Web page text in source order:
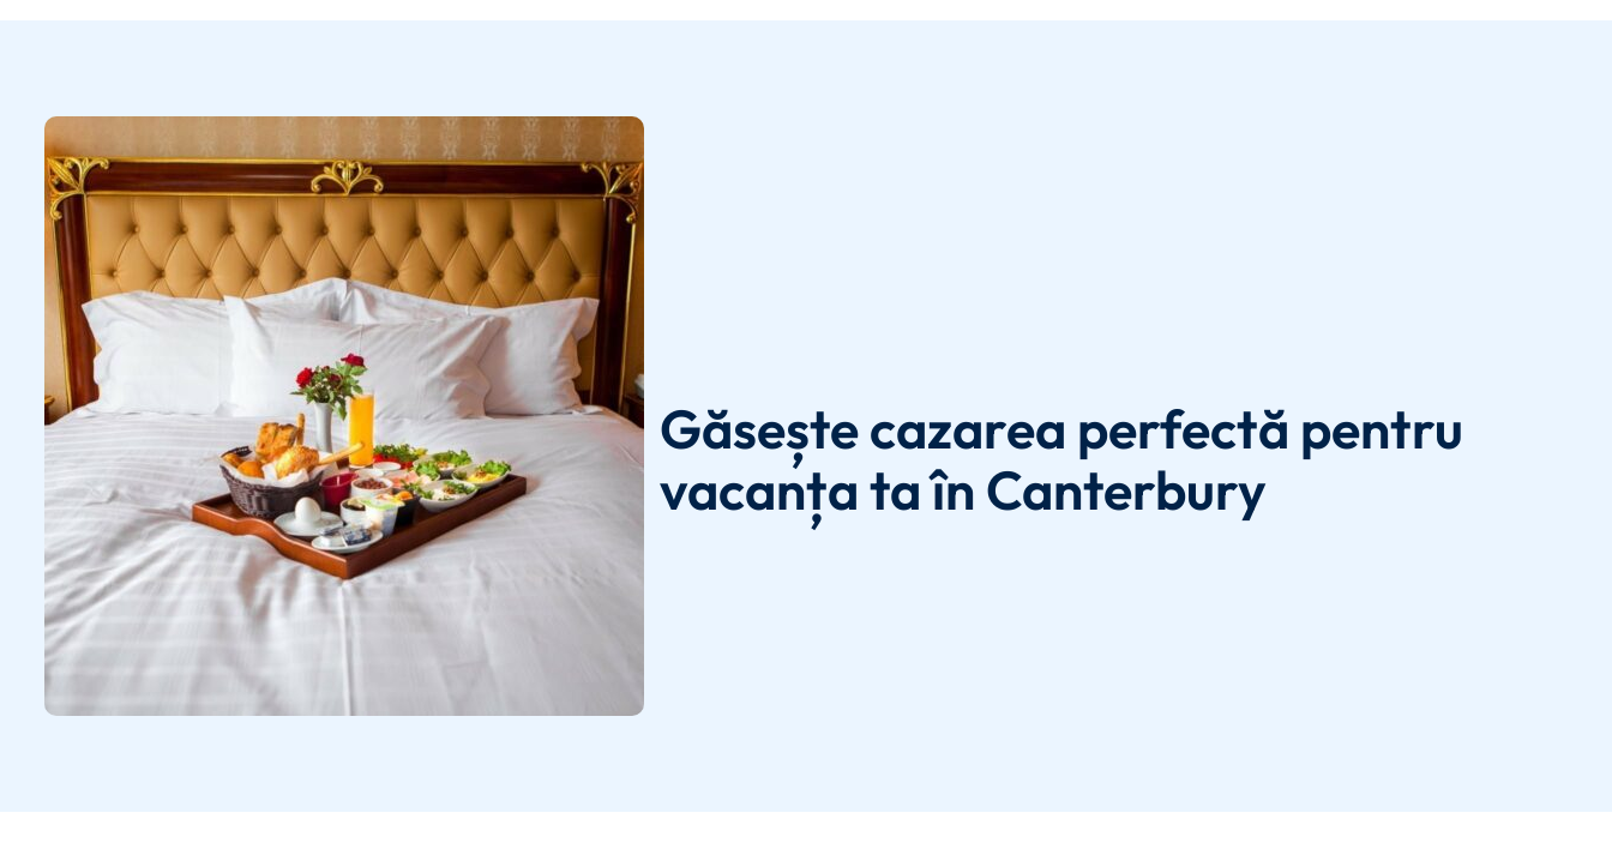
Găsește cazarea perfectă pentru
vacanța ta în Canterbury